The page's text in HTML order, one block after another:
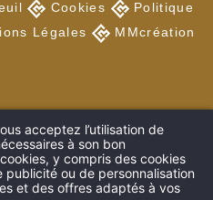
Cookies Politiq ue
Légales MMcréation
acceptez l’utilisation de
à son bon
y compris des cookies
ou de personnalisation
et des offres adaptés à vos